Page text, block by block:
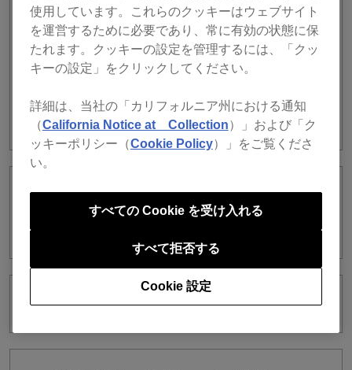
Mac/Windows (ver. 6)のライブラリへ変換することが可能
です。
ver. 6のライブラリへ変換後、rekordbox for iOS (ver. 4)へ
ライブラリを同期させてください。
https://rekordbox.com/ja/support/faq/about-ios/#faq-3544
rekordbox for Mac/Windows (ver. 6)よ
り前のバージョンとライブラリの同期は
Lite Mode で使える機能はどれですか？
使用しています。これらのクッキーはウェブサイト
を運営するために必要であり、常に有効の状態に保
たれます。クッキーの設定を管理するには、「クッ
キーの設定」をクリックしてください。
詳細は、当社の「カリフォルニア州における通知
（California Notice at Collection）」および「ク
ッキーポリシー（Cookie Policy）」をご覧くださ
い。
Cookie 設定
すべて拒否する
すべての Cookie を受け入れる